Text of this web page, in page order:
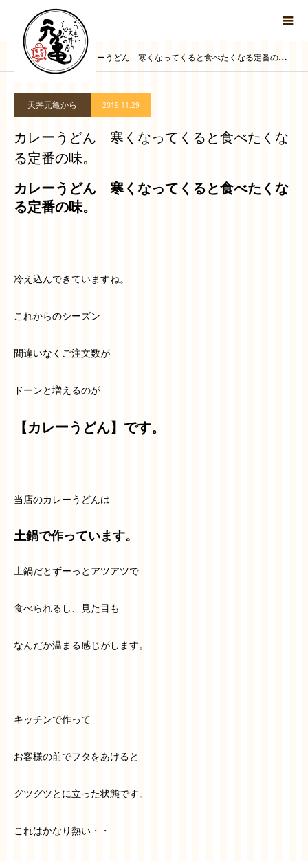
ブログ カレーうどん 寒くなってくると食べたくなる定番の味。
天丼元亀から 2019.11.29
カレーうどん 寒くなってくると食べたくな
る定番の味。
カレーうどん 寒くなってくると食べたくな
る定番の味。
冷え込んできていますね。
これからのシーズン
間違いなくご注文数が
ドーンと増えるのが
【カレーうどん】です。
当店のカレーうどんは
土鍋で作っています。
土鍋だとずーっとアツアツで
食べられるし、見た目も
なんだか温まる感じがします。
キッチンで作って
お客様の前でフタをあけると
グツグツとに立った状態です。
これはかなり熱い・・